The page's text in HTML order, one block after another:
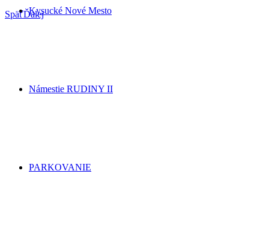
Kysucké Nové Mesto
Námestie RUDINY II
PARKOVANIE
SpäťĎalej